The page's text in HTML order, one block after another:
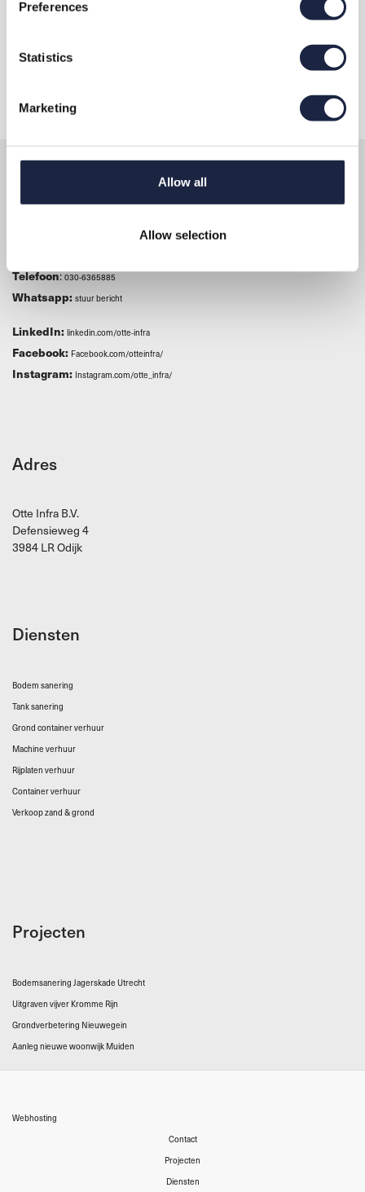
Preferences
Statistics
Marketing
Allow all
Allow selection
wij het waarschijnlijk wel leveren, neem hiervoor contact met
Contact
Telefoon:030-6365885
Whatsapp: stuur bericht
LinkedIn: linkedin.com/otte-infra
Facebook: Facebook.com/otteinfra/
Instagram: Instagram.com/otte_infra/
Adres
Otte Infra B.V.
Defensieweg 4
3984 LR Odijk
Diensten
Bodem sanering
Tank sanering
Grond container verhuur
Machine verhuur
Rijplaten verhuur
Container verhuur
Verkoop zand & grond
Projecten
Bodemsanering Jagerskade Utrecht
Uitgraven vijver Kromme Rijn
Grondverbetering Nieuwegein
Aanleg nieuwe woonwijk Muiden
Webhosting
Contact
Projecten
Diensten